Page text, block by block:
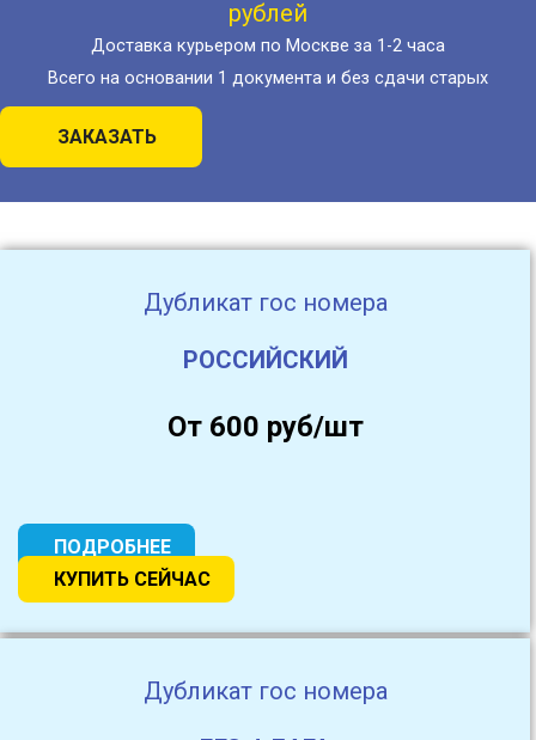
рублей
Доставка курьером по Москве за 1-2 часа
Всего на основании 1 документа и без сдачи старых
ЗАКАЗАТЬ
Дубликат гос номера
РОССИЙСКИЙ
От 600 руб/шт
ПОДРОБНЕЕ
КУПИТЬ СЕЙЧАС
Дубликат гос номера